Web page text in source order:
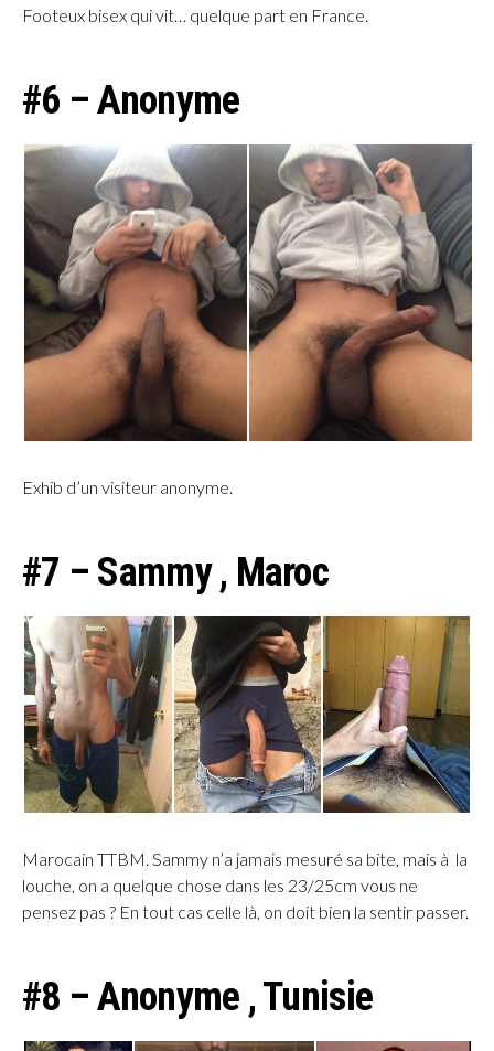
Footeux bisex qui vit… quelque part en France.
#6 – Anonyme
Exhib d’un visiteur anonyme.
#7 – Sammy , Maroc
Marocain TTBM. Sammy n’a jamais mesuré sa bite, mais à la
louche, on a quelque chose dans les 23/25cm vous ne
pensez pas ? En tout cas celle là, on doit bien la sentir passer.
#8 – Anonyme , Tunisie